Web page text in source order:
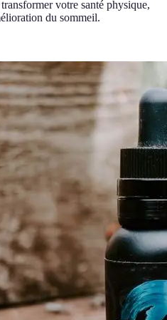
votre santé physique,
du sommeil.